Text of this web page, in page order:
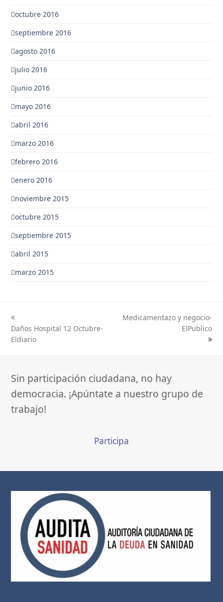
octubre 2016
septiembre 2016
agosto 2016
julio 2016
junio 2016
mayo 2016
abril 2016
marzo 2016
febrero 2016
enero 2016
noviembre 2015
octubre 2015
septiembre 2015
abril 2015
marzo 2015
previous
post:
Daños Hospital 12 Octubre-
Eldiario
Medicamentazo y negocio-
ElPublico
Sin participación ciudadana, no hay
democracia. ¡Apúntate a nuestro grupo de
trabajo!
Participa